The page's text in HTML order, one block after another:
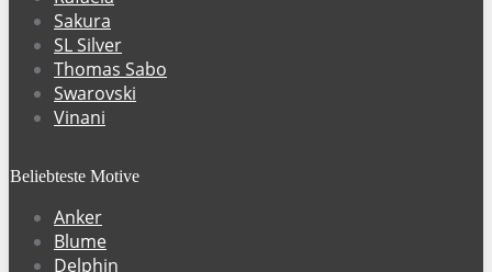
Sakura
SL Silver
Thomas Sabo
Swarovski
Vinani
Beliebteste Motive
Anker
Blume
Delphin